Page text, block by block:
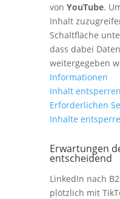
von YouTube.
Inhalt
Schaltfläche
dass dabei
weitergegeben
Informationen
Inhalt entsperren
Erforderlichen
Inhalte
Erwartungen
entscheidend
LinkedIn nach
plötzlich mit